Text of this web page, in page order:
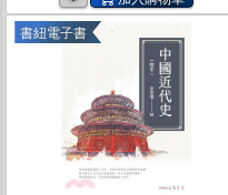
書紐電子書